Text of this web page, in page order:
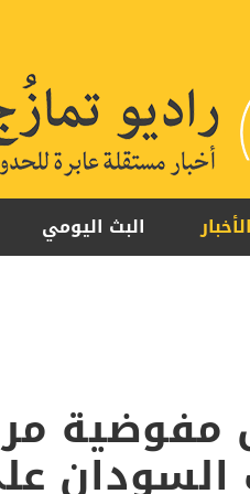
الأخبار البث اليومي
مفوضية